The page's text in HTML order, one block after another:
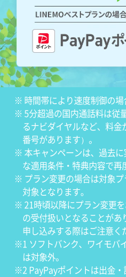
※ 時間帯により速度制御の
※ 5分超過の国内通話料は従
るナビダイヤルなど、料
番号があります）。
※ 本キャンペーンは、過去
な適用条件・特典内容で再
※ プラン変更の場合は対象
対象となります。
※ 21時頃以降にプラン変更
の受付扱いとなることが
申し込みする際はご注意く
※1 ソフトバンク、ワイモバ
は対象外。
※2 PayPayポイントは出金・